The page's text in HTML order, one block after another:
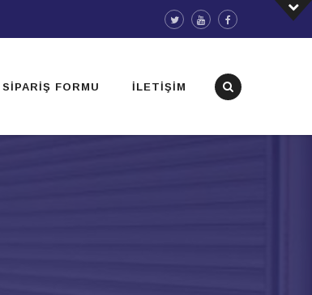
SIPARIŞ FORMU İLETIŞIM